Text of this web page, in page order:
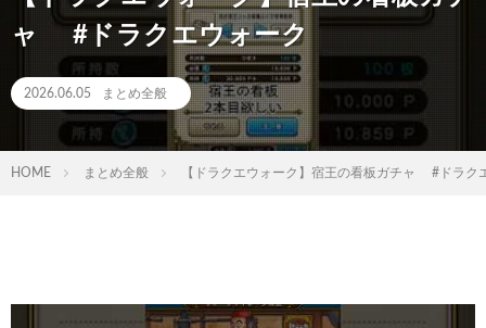
ャ #ドラクエウォーク
2026.06.05 まとめ全般
HOME まとめ全般 【ドラクエウォーク】宿王の看板ガチャ #ドラク